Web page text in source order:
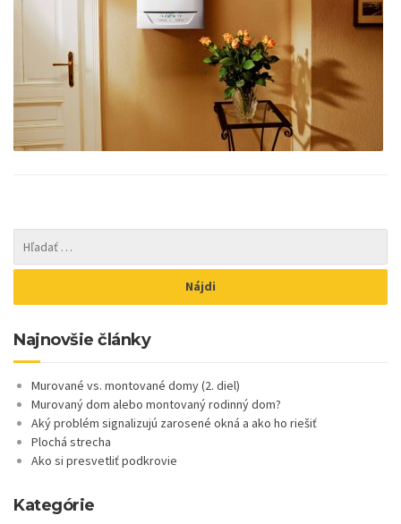
Najnovšie články
Murované vs. montované domy (2. diel)
Murovaný dom alebo montovaný rodinný dom?
Aký problém signalizujú zarosené okná a ako ho riešiť
Plochá strecha
Ako si presvetliť podkrovie
Kategórie